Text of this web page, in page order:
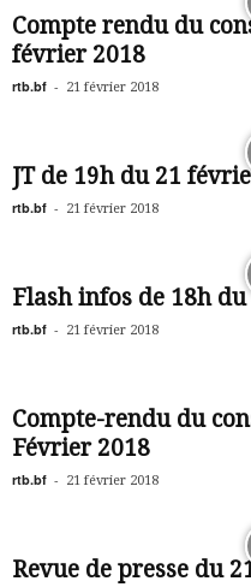
Compte rendu du
février 2018
rtb.bf - 21 février 2018
JT de 19h du 21
rtb.bf - 21 février 2018
Flash infos de 18h
rtb.bf - 21 février 2018
Compte-rendu du
Février 2018
rtb.bf - 21 février 2018
Revue de presse du